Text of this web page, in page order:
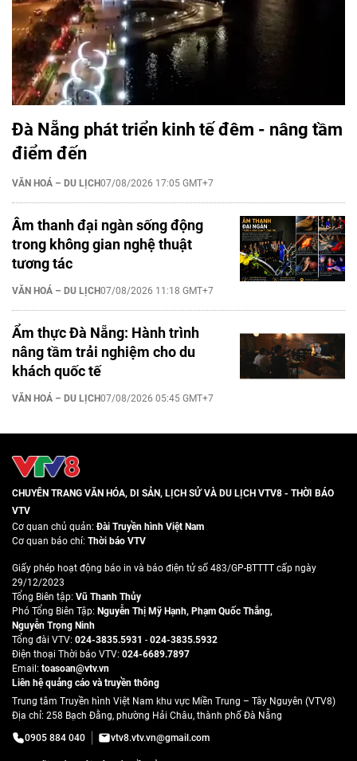
Đà Nẵng phát triển kinh tế đêm - nâng tầm
điểm đến
VĂN HOÁ – DU LỊCH07/08/2026 17:05 GMT+7
Âm thanh đại ngàn sống động
trong không gian nghệ thuật
tương tác
VĂN HOÁ – DU LỊCH07/08/2026 11:18 GMT+7
Ẩm thực Đà Nẵng: Hành trình
nâng tầm trải nghiệm cho du
khách quốc tế
VĂN HOÁ – DU LỊCH07/08/2026 05:45 GMT+7
CHUYÊN TRANG VĂN HÓA, DI SẢN, LỊCH SỬ VÀ DU LỊCH VTV8 - THỜI BÁO
VTV
Cơ quan chủ quản:Đài Truyền hình Việt Nam
Cơ quan báo chí: Thời báo VTV
Giấy phép hoạt động báo in và báo điện tử số 483/GP-BTTTT cấp ngày
29/12/2023
Tổng Biên tập: Vũ Thanh Thủy
Phó Tổng Biên Tập: Nguyễn Thị Mỹ Hạnh, Phạm Quốc Thắng,
Nguyễn Trọng Ninh
Tổng đài VTV: 024-3835.5931 - 024-3835.5932
Ðiện thoại Thời báo VTV: 024-6689.7897
Email: toasoan@vtv.vn
Liên hệ quảng cáo và truyền thông
Trung tâm Truyền hình Việt Nam khu vực Miền Trung – Tây Nguyên (VTV8)
Địa chỉ: 258 Bạch Đằng, phường Hải Châu, thành phố Đà Nẵng
0905 884 040
vtv8.vtv.vn@gmail.com